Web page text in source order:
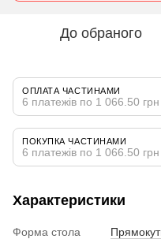
До обраного
ОПЛАТА ЧАСТИНАМИ
6 платежів по 1 066.50 грн
ПОКУПКА ЧАСТИНАМИ
6 платежів по 1 066.50 грн
Характеристики
Форма стола